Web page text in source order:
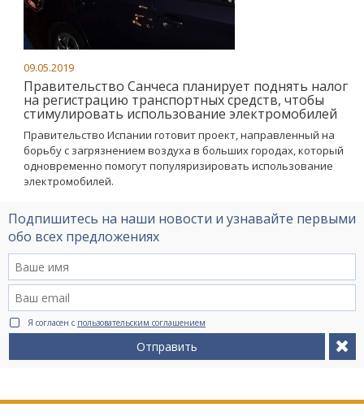
09.05.2019
Правительство Санчеса планирует поднять налог
на регистрацию транспортных средств, чтобы
стимулировать использование электромобилей
Правительство Испании готовит проект, направленный на
борьбу с загрязнением воздуха в больших городах, который
одновременно помогут популяризировать использование
электромобилей.
Подпишитесь на наши новости и узнавайте первыми
обо всех предложениях
Я согласен с пользовательским соглашением
Отправить